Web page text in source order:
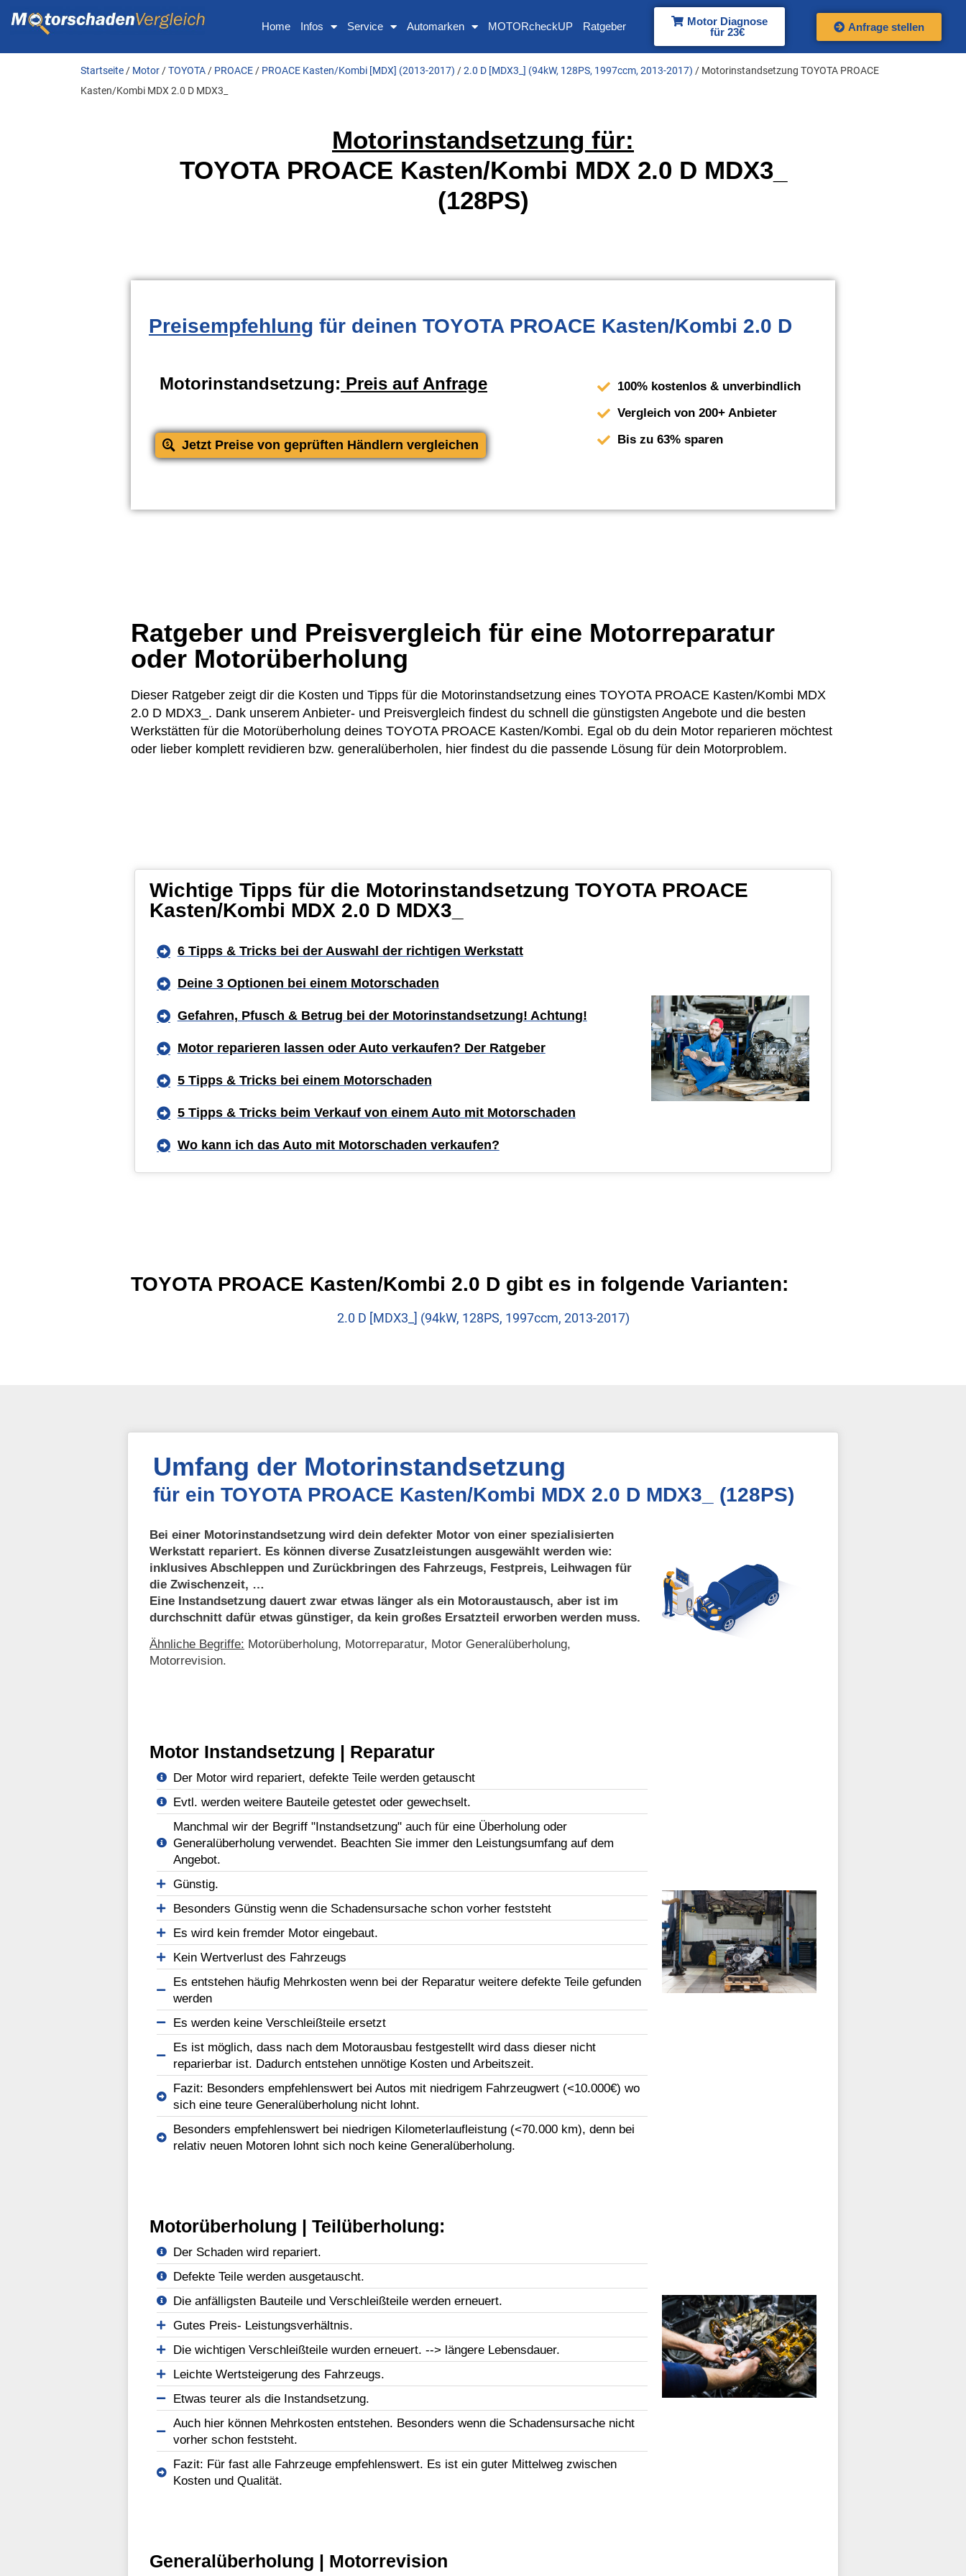
Home Infos Service Automarken MOTORcheckUP Ratgeber
Motor Diagnose
für 23€
Anfrage stellen
Startseite / Motor /TOYOTA / PROACE / PROACE Kasten/Kombi [MDX] (2013-2017) /2.0 D [MDX3_] (94kW, 128PS, 1997ccm, 2013-2017) / Motorinstandsetzung TOYOTA PROACE
Kasten/Kombi MDX 2.0 D MDX3_
Motorinstandsetzung für:
TOYOTA PROACE Kasten/Kombi MDX 2.0 D MDX3_
(128PS)
Preisempfehlung für deinen TOYOTA PROACE Kasten/Kombi 2.0 D
Motorinstandsetzung: Preis auf Anfrage
Jetzt Preise von geprüften Händlern vergleichen
100% kostenlos & unverbindlich
Vergleich von 200+ Anbieter
Bis zu 63% sparen
Ratgeber und Preisvergleich für eine Motorreparatur
oder Motorüberholung
Dieser Ratgeber zeigt dir die Kosten und Tipps für die Motorinstandsetzung eines TOYOTA PROACE Kasten/Kombi MDX
2.0 D MDX3_. Dank unserem Anbieter- und Preisvergleich findest du schnell die günstigsten Angebote und die besten
Werkstätten für die Motorüberholung deines TOYOTA PROACE Kasten/Kombi. Egal ob du dein Motor reparieren möchtest
oder lieber komplett revidieren bzw. generalüberholen, hier findest du die passende Lösung für dein Motorproblem.
Wichtige Tipps für die Motorinstandsetzung TOYOTA PROACE
Kasten/Kombi MDX 2.0 D MDX3_
6 Tipps & Tricks bei der Auswahl der richtigen Werkstatt
Deine 3 Optionen bei einem Motorschaden
Gefahren, Pfusch & Betrug bei der Motorinstandsetzung! Achtung!
Motor reparieren lassen oder Auto verkaufen? Der Ratgeber
5 Tipps & Tricks bei einem Motorschaden
5 Tipps & Tricks beim Verkauf von einem Auto mit Motorschaden
Wo kann ich das Auto mit Motorschaden verkaufen?
TOYOTA PROACE Kasten/Kombi 2.0 D gibt es in folgende Varianten:
2.0 D [MDX3_] (94kW, 128PS, 1997ccm, 2013-2017)
Umfang der Motorinstandsetzung
für ein TOYOTA PROACE Kasten/Kombi MDX 2.0 D MDX3_ (128PS)
Bei einer Motorinstandsetzung wird dein defekter Motor von einer spezialisierten
Werkstatt repariert. Es können diverse Zusatzleistungen ausgewählt werden wie:
inklusives Abschleppen und Zurückbringen des Fahrzeugs, Festpreis, Leihwagen für
die Zwischenzeit, …
Eine Instandsetzung dauert zwar etwas länger als ein Motoraustausch, aber ist im
durchschnitt dafür etwas günstiger, da kein großes Ersatzteil erworben werden muss.
Ähnliche Begriffe: Motorüberholung, Motorreparatur, Motor Generalüberholung,
Motorrevision.
Motor Instandsetzung | Reparatur
Der Motor wird repariert, defekte Teile werden getauscht
Evtl. werden weitere Bauteile getestet oder gewechselt.
Manchmal wir der Begriff "Instandsetzung" auch für eine Überholung oder
Generalüberholung verwendet. Beachten Sie immer den Leistungsumfang auf dem
Angebot.
Günstig.
Besonders Günstig wenn die Schadensursache schon vorher feststeht
Es wird kein fremder Motor eingebaut.
Kein Wertverlust des Fahrzeugs
Es entstehen häufig Mehrkosten wenn bei der Reparatur weitere defekte Teile gefunden
werden
Es werden keine Verschleißteile ersetzt
Es ist möglich, dass nach dem Motorausbau festgestellt wird dass dieser nicht
reparierbar ist. Dadurch entstehen unnötige Kosten und Arbeitszeit.
Fazit: Besonders empfehlenswert bei Autos mit niedrigem Fahrzeugwert (<10.000€) wo
sich eine teure Generalüberholung nicht lohnt.
Besonders empfehlenswert bei niedrigen Kilometerlaufleistung (<70.000 km), denn bei
relativ neuen Motoren lohnt sich noch keine Generalüberholung.
Motorüberholung | Teilüberholung:
Der Schaden wird repariert.
Defekte Teile werden ausgetauscht.
Die anfälligsten Bauteile und Verschleißteile werden erneuert.
Gutes Preis- Leistungsverhältnis.
Die wichtigen Verschleißteile wurden erneuert. --> längere Lebensdauer.
Leichte Wertsteigerung des Fahrzeugs.
Etwas teurer als die Instandsetzung.
Auch hier können Mehrkosten entstehen. Besonders wenn die Schadensursache nicht
vorher schon feststeht.
Fazit: Für fast alle Fahrzeuge empfehlenswert. Es ist ein guter Mittelweg zwischen
Kosten und Qualität.
Generalüberholung | Motorrevision